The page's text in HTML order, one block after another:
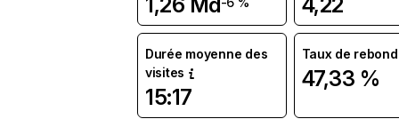
Durée moyenne des
visites
15:17
Taux de rebond
47,33 %